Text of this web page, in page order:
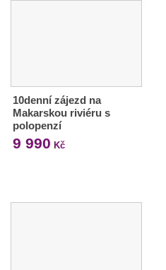
10denní zájezd na
Makarskou riviéru s
polopenzí
9 990 Kč